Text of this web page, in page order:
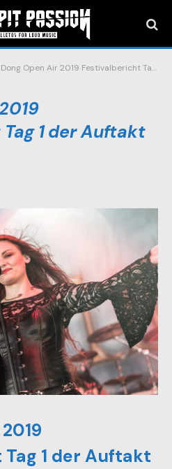
Dong Open Air 2019 Festivalbericht Tag 1 der Auftakt auf der Halde
1 der Auftakt
1 der Auftakt